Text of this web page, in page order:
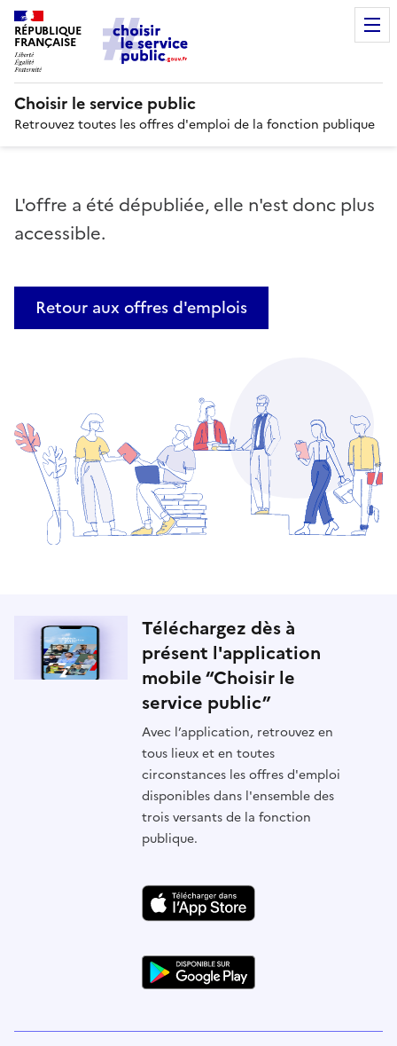
RÉPUBLIQUE
FRANÇAISE
Choisir le service public
Retrouvez toutes les offres d'emploi de la fonction publique
L'offre a été dépubliée, elle n'est donc plus
accessible.
Retour aux offres d'emplois
Téléchargez dès à
présent l'application
mobile “Choisir le
service public”
Avec l’application, retrouvez en
tous lieux et en toutes
circonstances les offres d'emploi
disponibles dans l'ensemble des
trois versants de la fonction
publique.